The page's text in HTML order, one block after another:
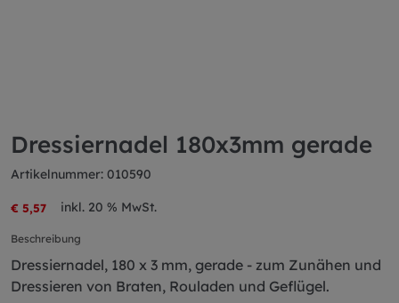
Dressiernadel 180x3mm gerade
Artikelnummer: 010590
€ 5,57 inkl. 20 % MwSt.
Beschreibung
Dressiernadel, 180 x 3 mm, gerade - zum Zunähen und
Dressieren von Braten, Rouladen und Geflügel.